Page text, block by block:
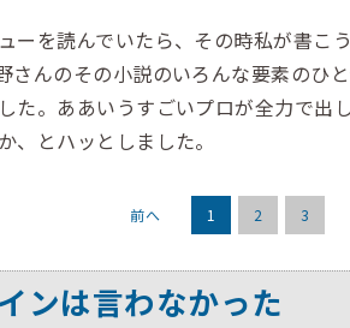
を読んでいたら、その時私が書こ
さんのその小説のいろんな要素のひ
た。ああいうすごいプロが全力で出
、とハッとしました。
前へ 1 2 3
ンは言わなかった